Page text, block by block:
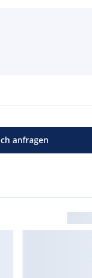
anfragen